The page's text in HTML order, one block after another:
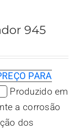
945
PARA
Produzido em
a corrosão
dos